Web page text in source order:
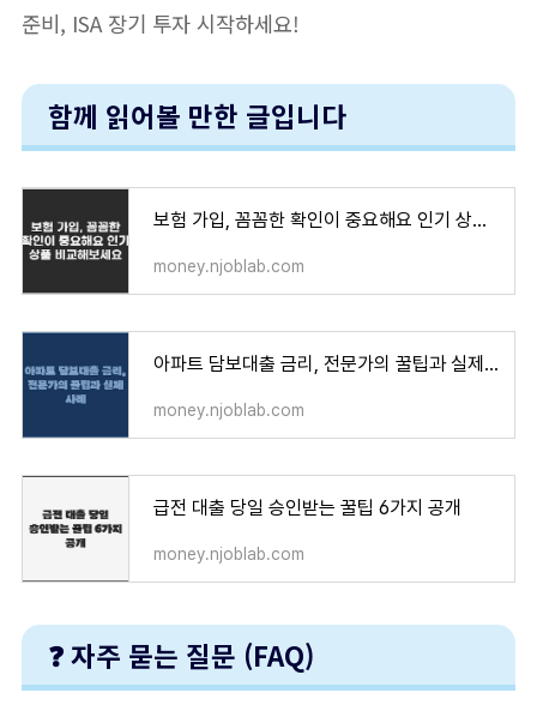
준비, ISA 장기 투자 시작하세요!
함께 읽어볼 만한 글입니다
보험 가입, 꼼꼼한 확인이 중요해요 인기 상품 비교해보세요
money.njoblab.com
아파트 담보대출 금리, 전문가의 꿀팁과 실제 사례
money.njoblab.com
급전 대출 당일 승인받는 꿀팁 6가지 공개
money.njoblab.com
❓ 자주 묻는 질문 (FAQ)